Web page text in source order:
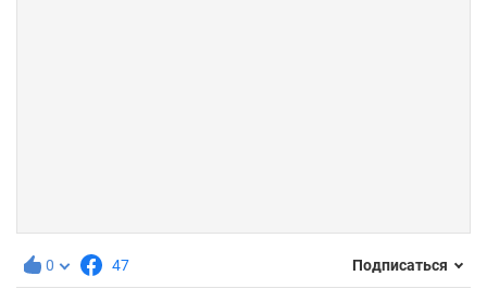
0 47 Подписаться